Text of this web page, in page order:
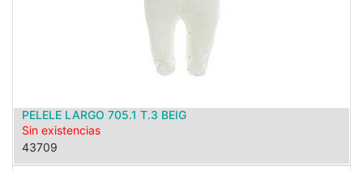
PELELE LARGO 705.1 T.3 BEIG
Sin existencias
43709